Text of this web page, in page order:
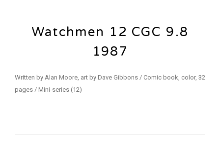
Watchmen 12 CGC 9.8
1987
Written by Alan Moore, art by Dave Gibbons / Comic book, color, 32
pages / Mini-series (12)